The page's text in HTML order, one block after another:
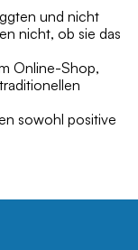
und nicht
nicht, ob sie das
Online-Shop,
sowohl positive